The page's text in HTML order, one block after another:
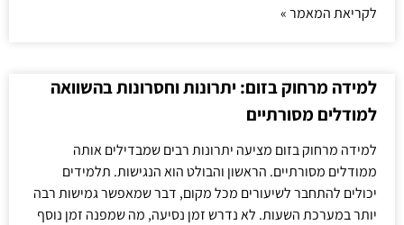
לקריאת המאמר »
למידה מרחוק בזום: יתרונות וחסרונות בהשוואה
למודלים מסורתיים
למידה מרחוק בזום מציעה יתרונות רבים שמבדילים אותה
ממודלים מסורתיים. הראשון והבולט הוא הנגישות. תלמידים
יכולים להתחבר לשיעורים מכל מקום, דבר שמאפשר גמישות רבה
יותר במערכת השעות. לא נדרש זמן נסיעה, מה שמפנה זמן נוסף